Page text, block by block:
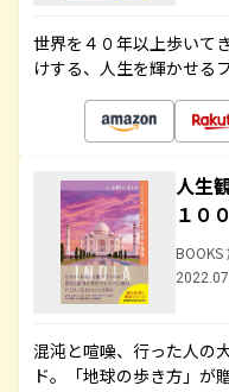
世界を４０年以上歩いて
けする、人生を輝かせる
人生
１００
BOOKS
混沌と喧噪、行った人の
ド。「地球の歩き方」が